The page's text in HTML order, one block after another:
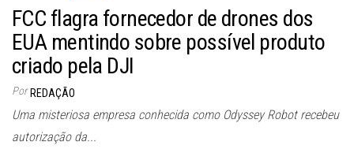
FCC flagra fornecedor de drones dos
EUA mentindo sobre possível produto
criado pela DJI
Por REDAÇÃO
Uma misteriosa empresa conhecida como Odyssey Robot recebeu
autorização da...